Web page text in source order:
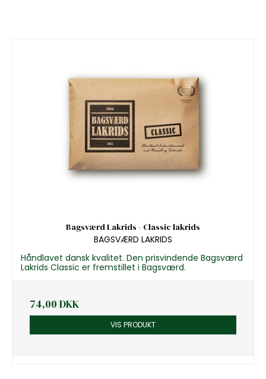
Bagsværd Lakrids - Classic lakrids
BAGSVÆRD LAKRIDS
Håndlavet dansk kvalitet. Den prisvindende Bagsværd
Lakrids Classic er fremstillet i Bagsværd.
74,00 DKK
VIS PRODUKT